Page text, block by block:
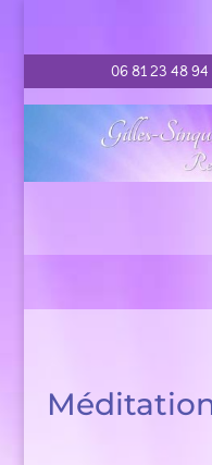
06 81 23 48 94